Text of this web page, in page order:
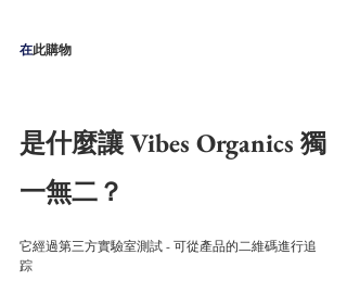
在此購物
是什麼讓 Vibes Organics 獨
一無二？
它經過第三方實驗室測試 - 可從產品的二維碼進行追
踪